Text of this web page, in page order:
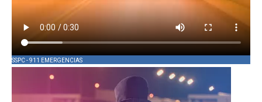
SSPC - 911 EMERGENCIAS